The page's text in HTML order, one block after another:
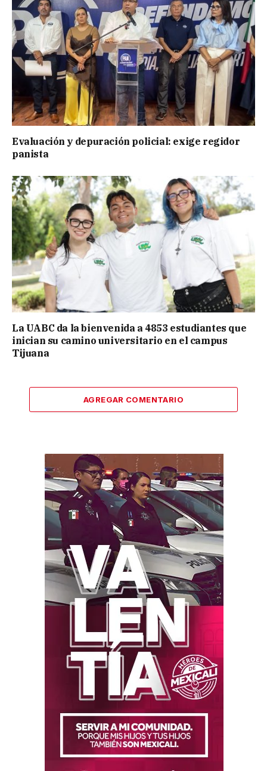
Evaluación y depuración policial: exige regidor
panista
La UABC da la bienvenida a 4853 estudiantes que
inician su camino universitario en el campus
Tijuana
AGREGAR COMENTARIO